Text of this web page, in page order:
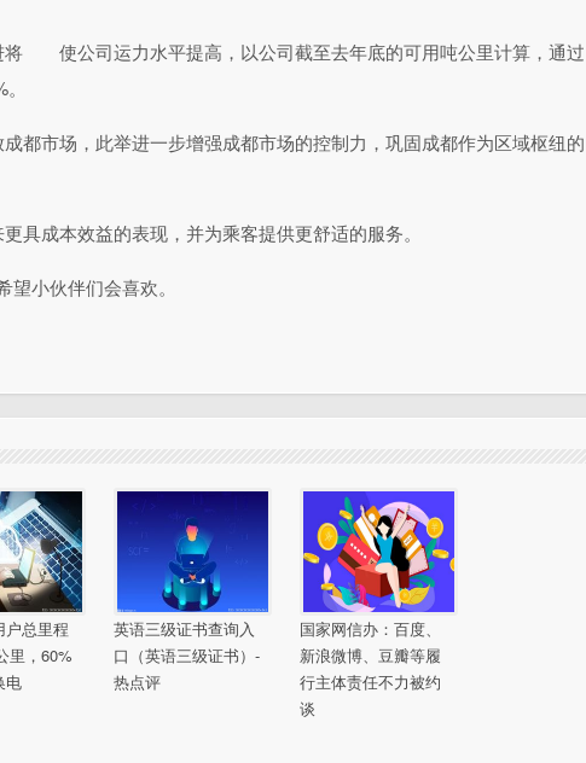
使公司运力水平提高，以公司截至去年底的可用吨公里计算，通过
都市场，此举进一步增强成都市场的控制力，巩固成都作为区域枢纽的
具成本效益的表现，并为乘客提供更舒适的服务。
小伙伴们会喜欢。
户总里程
里，60%
电
英语三级证书查询入
口（英语三级证书）-
热点评
国家网信办：百度、
新浪微博、豆瓣等履
行主体责任不力被约
谈